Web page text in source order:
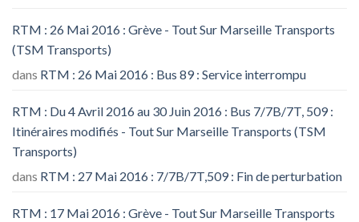
RTM : 26 Mai 2016 : Grève - Tout Sur Marseille Transports
(TSM Transports)
dans RTM : 26 Mai 2016 : Bus 89 : Service interrompu
RTM : Du 4 Avril 2016 au 30 Juin 2016 : Bus 7/7B/7T, 509 :
Itinéraires modifiés - Tout Sur Marseille Transports (TSM
Transports)
dans RTM : 27 Mai 2016 : 7/7B/7T,509 : Fin de perturbation
RTM : 17 Mai 2016 : Grève - Tout Sur Marseille Transports